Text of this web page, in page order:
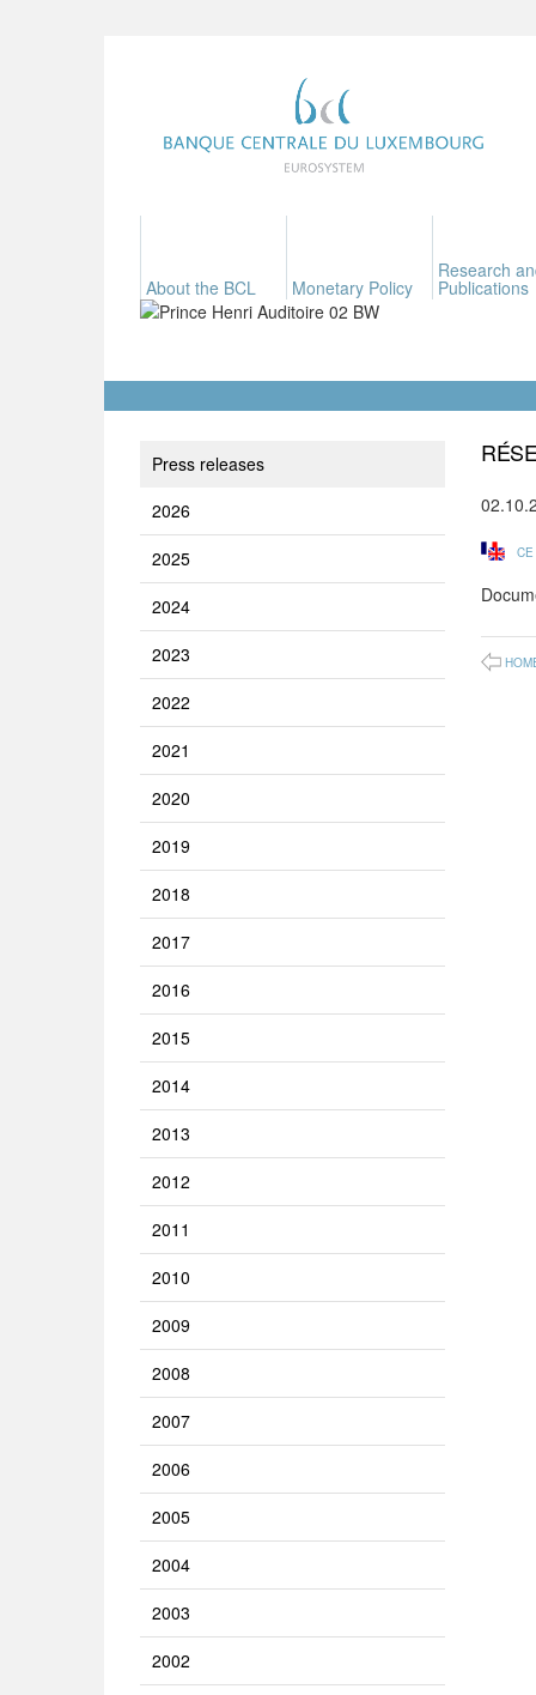
About the BCL Monetary Policy
Research
Publications
Press releases
2026
2025
2024
2023
2022
2021
2020
2019
2018
2017
2016
2015
2014
2013
2012
2011
2010
2009
2008
2007
2006
2005
2004
2003
2002